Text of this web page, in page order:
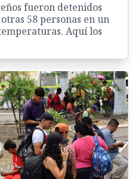
fueron detenidos
58 personas en un
Aquí los